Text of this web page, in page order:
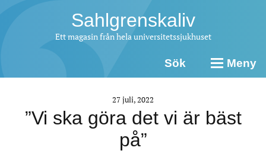
Sahlgrenskaliv
Ett magasin från hela universitetssjukhuset
Sök Meny
27 juli, 2022
”Vi ska göra det vi är bäst
på”